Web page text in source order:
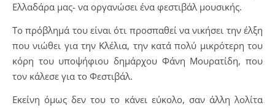
Ελλαδάρα μας- να οργανώσει ένα φεστιβάλ μουσικής.
Το πρόβλημά του είναι ότι προσπαθεί να νικήσει την έλξη
που νιώθει για την Κλέλια, την κατά πολύ μικρότερη του
κόρη του υποψήφιου δημάρχου Φάνη Μουρατίδη, που
τον κάλεσε για το Φεστιβάλ.
Εκείνη όμως δεν του το κάνει εύκολο, σαν άλλη λολίτα